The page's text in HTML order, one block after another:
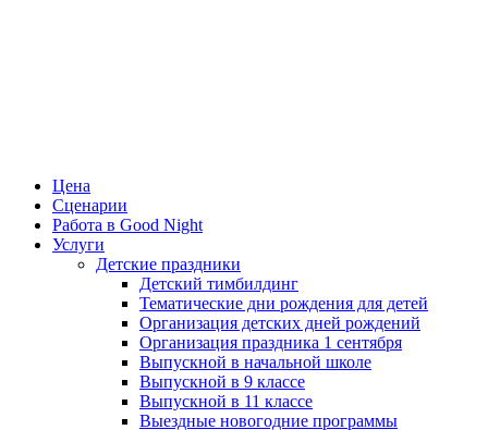
Цена
Сценарии
Работа в Good Night
Услуги
Детские праздники
Детский тимбилдинг
Тематические дни рождения для детей
Организация детских дней рождений
Организация праздника 1 сентября
Выпускной в начальной школе
Выпускной в 9 классе
Выпускной в 11 классе
Выездные новогодние программы